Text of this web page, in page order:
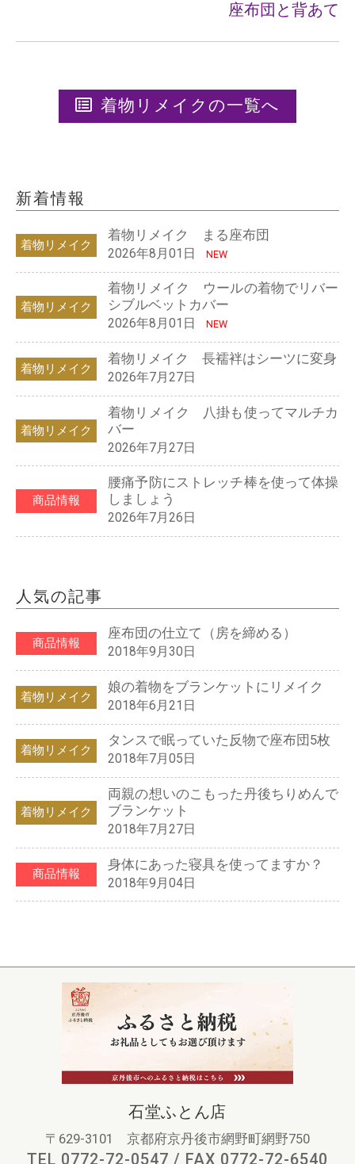
座布団と背あて
着物リメイクの一覧へ
新着情報
着物リメイク
着物リメイク まる座布団
2026年8月01日
NEW
着物リメイク
着物リメイク ウールの着物でリバー
シブルベットカバー
2026年8月01日
NEW
着物リメイク
着物リメイク 長襦袢はシーツに変身
2026年7月27日
着物リメイク
着物リメイク 八掛も使ってマルチカ
バー
2026年7月27日
商品情報
腰痛予防にストレッチ棒を使って体操
しましょう
2026年7月26日
人気の記事
商品情報
座布団の仕立て（房を締める）
2018年9月30日
着物リメイク
娘の着物をブランケットにリメイク
2018年6月21日
着物リメイク
タンスで眠っていた反物で座布団5枚
2018年7月05日
着物リメイク
両親の想いのこもった丹後ちりめんで
ブランケット
2018年7月27日
商品情報
身体にあった寝具を使ってますか？
2018年9月04日
石堂ふとん店
〒629-3101 京都府京丹後市網野町網野750
TEL 0772-72-0547 / FAX 0772-72-6540